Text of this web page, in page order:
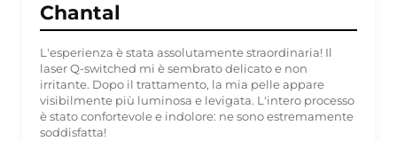
Chantal
L'esperienza è stata assolutamente straordinaria! Il
laser Q-switched mi è sembrato delicato e non
irritante. Dopo il trattamento, la mia pelle appare
visibilmente più luminosa e levigata. L'intero processo
è stato confortevole e indolore: ne sono estremamente
soddisfatta!